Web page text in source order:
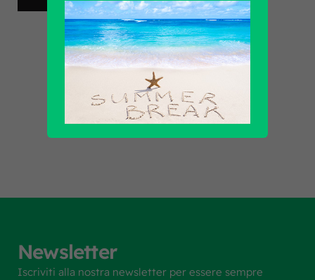
Scopri tutti i prodotti
Newsletter
Iscriviti alla nostra newsletter per essere sempre